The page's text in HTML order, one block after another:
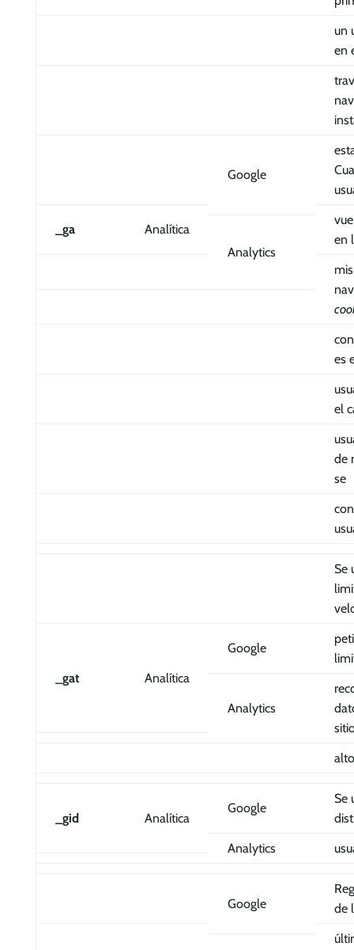
un
en
Google
_ga Analítica
en
Analytics
es
el
de
se
Se
gat Analítica
Google
Analytics
_gid Analítica
Google
Se
Analytics
Google
de